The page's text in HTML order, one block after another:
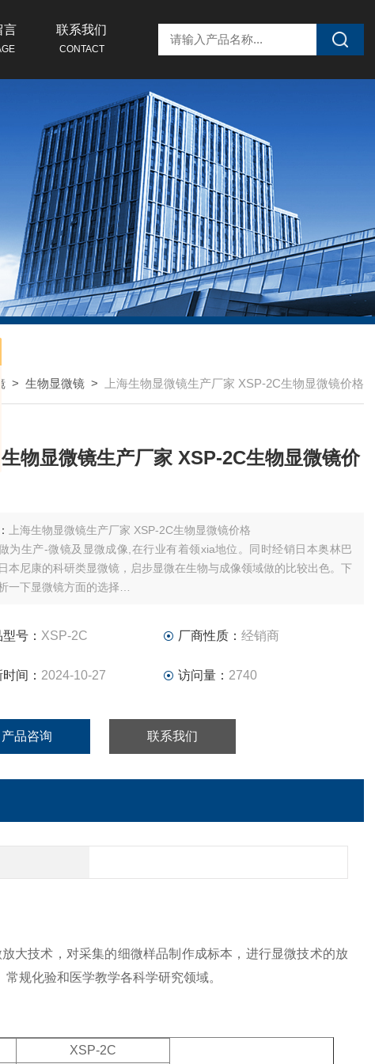
言 联系我们
CONTACT
> 生物显微镜 > 上海生物显微镜生产厂家 XSP-2C生物显微镜价格
物显微镜生产厂家 XSP-2C生物显微镜价
上海生物显微镜生产厂家 XSP-2C生物显微镜价格
为生产-微镜及显微成像,在行业有着领xia地位。同时经销日本奥林巴
本尼康的科研类显微镜，启步显微在生物与成像领域做的比较出色。下
一下显微镜方面的选择
微镜 XSP-8C三
号： XSP-2C 厂商性质： 经销商
间： 2024-10-27 访问量： 2740
产品咨询 联系我们
大技术，对采集的细微样品制作成标本，进行显微技术的放
规化验和医学教学各科学研究领域。
XSP-2C